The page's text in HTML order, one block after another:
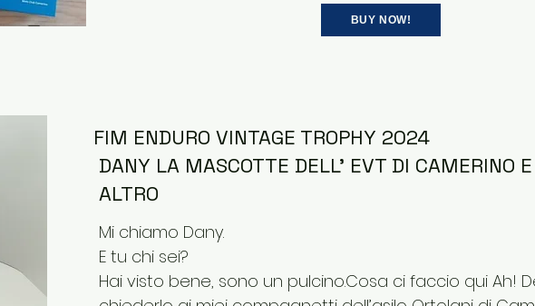
BUY NOW!
FIM ENDURO VINTAGE TROPHY 2024
DANY LA MASCOTTE DELL' EVT DI CAMERINO
ALTRO
Mi chiamo Dany.
E tu chi sei?
Hai visto bene, sono un pulcino.Cosa ci faccio qui Ah!